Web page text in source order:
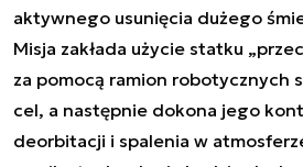
aktywnego usunięcia dużego
Misja zakłada użycie statku
za pomocą ramion robotycznych
cel, a następnie dokona jego
deorbitacji i spalenia w